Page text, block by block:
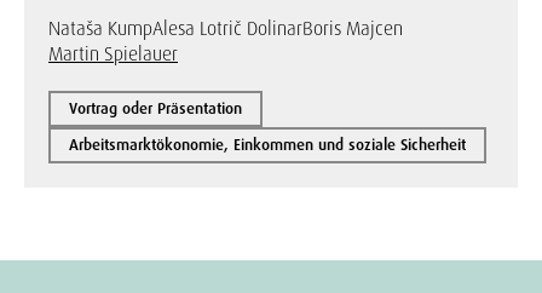
Nataša KumpAlesa Lotrič DolinarBoris Majcen
Martin Spielauer
Vortrag oder Präsentation
Arbeitsmarktökonomie, Einkommen und soziale Sicherheit